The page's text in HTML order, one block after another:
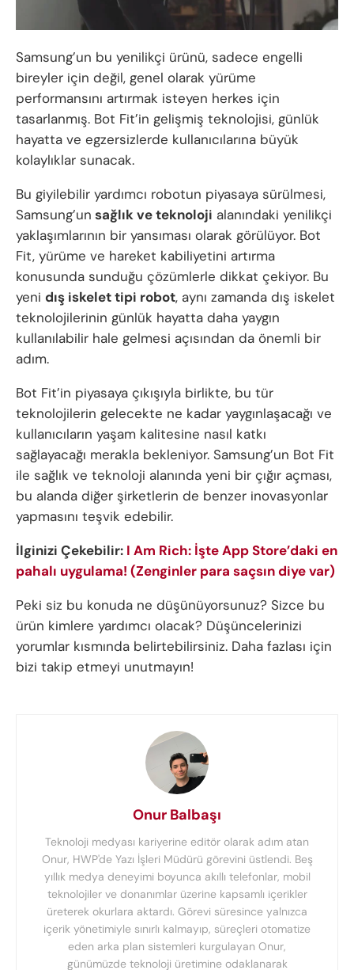
Samsung’un bu yenilikçi ürünü, sadece engelli
bireyler için değil, genel olarak yürüme
performansını artırmak isteyen herkes için
tasarlanmış. Bot Fit’in gelişmiş teknolojisi, günlük
hayatta ve egzersizlerde kullanıcılarına büyük
kolaylıklar sunacak.
Bu giyilebilir yardımcı robotun piyasaya sürülmesi,
Samsung’un sağlık ve teknoloji alanındaki yenilikçi
yaklaşımlarının bir yansıması olarak görülüyor. Bot
Fit, yürüme ve hareket kabiliyetini artırma
konusunda sunduğu çözümlerle dikkat çekiyor. Bu
yeni dış iskelet tipi robot, aynı zamanda dış iskelet
teknolojilerinin günlük hayatta daha yaygın
kullanılabilir hale gelmesi açısından da önemli bir
adım.
Bot Fit’in piyasaya çıkışıyla birlikte, bu tür
teknolojilerin gelecekte ne kadar yaygınlaşacağı ve
kullanıcıların yaşam kalitesine nasıl katkı
sağlayacağı merakla bekleniyor. Samsung’un Bot Fit
ile sağlık ve teknoloji alanında yeni bir çığır açması,
bu alanda diğer şirketlerin de benzer inovasyonlar
yapmasını teşvik edebilir.
İlginizi Çekebilir: I Am Rich: İşte App Store’daki en
pahalı uygulama! (Zenginler para saçsın diye var)
Peki siz bu konuda ne düşünüyorsunuz? Sizce bu
ürün kimlere yardımcı olacak? Düşüncelerinizi
yorumlar kısmında belirtebilirsiniz. Daha fazlası için
bizi takip etmeyi unutmayın!
Onur Balbaşı
Teknoloji medyası kariyerine editör olarak adım atan
Onur, HWP'de Yazı İşleri Müdürü görevini üstlendi. Beş
yıllık medya deneyimi boyunca akıllı telefonlar, mobil
teknolojiler ve donanımlar üzerine kapsamlı içerikler
üreterek okurlara aktardı. Görevi süresince yalnızca
içerik yönetimiyle sınırlı kalmayıp, süreçleri otomatize
eden arka plan sistemleri kurgulayan Onur,
günümüzde teknoloji üretimine odaklanarak